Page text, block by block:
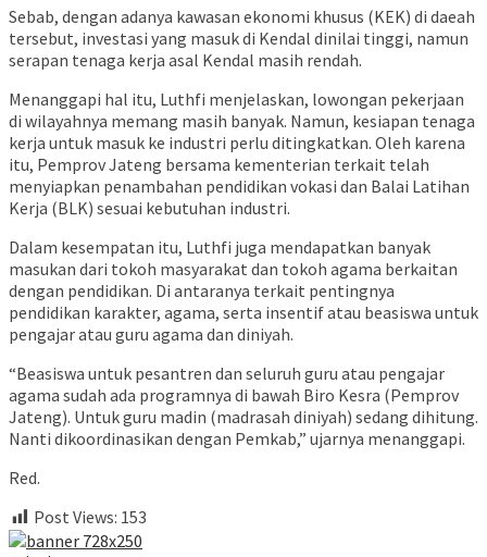
Sebab, dengan adanya kawasan ekonomi khusus (KEK) di daeah
tersebut, investasi yang masuk di Kendal dinilai tinggi, namun
serapan tenaga kerja asal Kendal masih rendah.
Menanggapi hal itu, Luthfi menjelaskan, lowongan pekerjaan
di wilayahnya memang masih banyak. Namun, kesiapan tenaga
kerja untuk masuk ke industri perlu ditingkatkan. Oleh karena
itu, Pemprov Jateng bersama kementerian terkait telah
menyiapkan penambahan pendidikan vokasi dan Balai Latihan
Kerja (BLK) sesuai kebutuhan industri.
Dalam kesempatan itu, Luthfi juga mendapatkan banyak
masukan dari tokoh masyarakat dan tokoh agama berkaitan
dengan pendidikan. Di antaranya terkait pentingnya
pendidikan karakter, agama, serta insentif atau beasiswa untuk
pengajar atau guru agama dan diniyah.
“Beasiswa untuk pesantren dan seluruh guru atau pengajar
agama sudah ada programnya di bawah Biro Kesra (Pemprov
Jateng). Untuk guru madin (madrasah diniyah) sedang dihitung.
Nanti dikoordinasikan dengan Pemkab,” ujarnya menanggapi.
Red.
Post Views: 153